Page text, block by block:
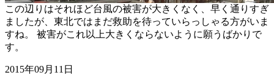
この辺りはそれほど台風の被害が大きくなく、早く通りすぎ
ましたが、東北ではまだ救助を待っていらっしゃる方がいま
すね。 被害がこれ以上大きくならないように願うばかりで
す。
2015年09月11日